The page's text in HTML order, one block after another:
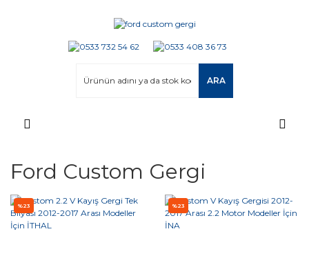
ARA
Ford Custom Gergi
%23 %23